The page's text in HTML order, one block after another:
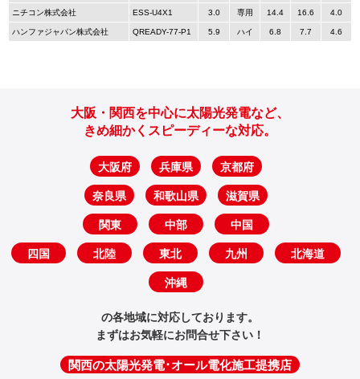
ニチコン株式会社 ESS-U4X1 3.0 専用 14.4 16.6 4.0
ハンファジャパン株式会社 QREADY-77-P1 5.9 ハイ 6.8 7.7 4.6
大阪・関西を中心に太陽光発電など、
きめ細かくスピーディーな対応。
大阪府 兵庫県 京都府
奈良県 和歌山県 滋賀県
関東 中部 中国
四国 北陸 東北 九州 北海道
沖縄
の各地域に対応しております。
まずはお気軽にお問合せ下さい！
関西の太陽光発電･オール電化施工提携店